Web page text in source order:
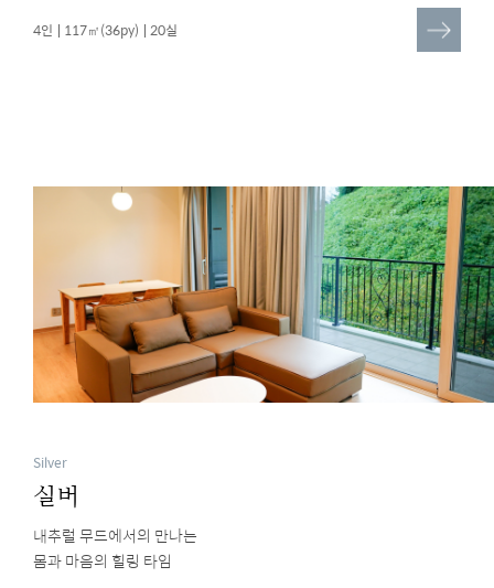
4인 117㎡(36py) 20실
보
기
Silver
실버
내추럴 무드에서의 만나는
몸과 마음의 힐링 타임